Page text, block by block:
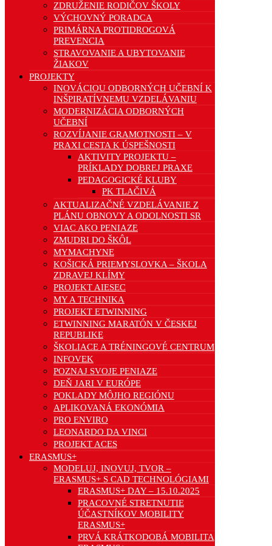
ZDRUŽENIE RODIČOV ŠKOLY
VÝCHOVNÝ PORADCA
PRIMÁRNA PROTIDROGOVÁ
PREVENCIA
STRAVOVANIE A UBYTOVANIE
ŽIAKOV
PROJEKTY
INOVÁCIOU ODBORNÝCH UČEBNÍ K
INŠPIRATÍVNEMU VZDELÁVANIU
MODERNIZÁCIA ODBORNÝCH
UČEBNÍ
ROZVÍJANIE GRAMOTNOSTI – V
PRAXI CESTA K ÚSPEŠNOSTI
AKTIVITY PROJEKTU –
PRÍKLADY DOBREJ PRAXE
PEDAGOGICKÉ KLUBY
PK TLAČIVÁ
AKTUALIZAČNÉ VZDELÁVANIE Z
PLÁNU OBNOVY A ODOLNOSTI SR
VIAC AKO PENIAZE
ZMUDRI DO ŠKÔL
MYMACHYNE
KOŠICKÁ PRIEMYSLOVKA – ŠKOLA
ZDRAVEJ KLÍMY
PROJEKT AIESEC
MY A TECHNIKA
PROJEKT ETWINNING
ETWINNING MARATÓN V ČESKEJ
REPUBLIKE
ŠKOLIACE A TRÉNINGOVÉ CENTRUM
INFOVEK
POZNAJ SVOJE PENIAZE
DEŇ JARI V EURÓPE
POKLADY MÔJHO REGIÓNU
APLIKOVANÁ EKONÓMIA
PRO ENVIRO
LEONARDO DA VINCI
PROJEKT ACES
ERASMUS+
MODELUJ, INOVUJ, TVOR –
ERASMUS+ S CAD TECHNOLÓGIAMI
ERASMUS+ DAY – 15.10.2025
PRACOVNÉ STRETNUTIE
ÚČASTNÍKOV MOBILITY
ERASMUS+
PRVÁ KRÁTKODOBÁ MOBILITA